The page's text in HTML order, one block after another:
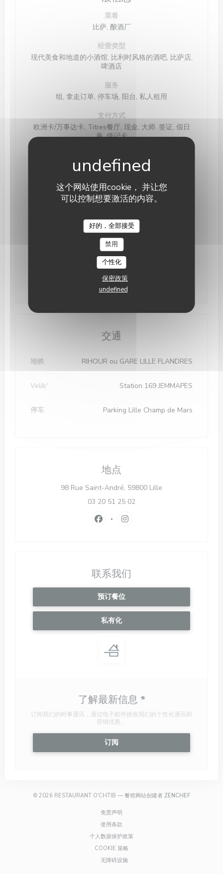
这个网站使用cookie， 并让您
可以控制想要激活的内容。
好的，全部接受
禁用
个性化
保密政策
undefined
菜肴
比萨, 酿酒厂
经营类型
现代美食和地道的小酒馆, 比利时风格的酒吧, 比萨店,
啤酒店
服务
组, 拿走订单, 停车场, 阳台, 私人租用
支付方式
欧洲卡/万事达卡, Titres餐厅, 现金, 大师, 签证, 假日
券, 借记卡
12:00 - 14:00
12:00 - 14:00
交通
地铁 RIHOUR ou GARE LILLE FLANDRES
Velib' Station 169 JEMMAPES
停车 Parking Lille Champ de Mars
地点
98 Rue Saint-André, 59800 Lille
03 20 51 25 02
Facebook ((在新窗口中打开))
Instagram ((在新窗口中打
联系我们
预订餐位
私有化
了解最新信息 *
订阅我们的时事通讯，通过电子邮件接收我们的个性化通讯和
营销优惠。
订阅
© 2026 RESTAURANT O'CHTIB — 餐馆网站创建者 ZENCHEF((在新窗口中
免责声明
使用条款
个人数据保护政策
COOKIE 策略((在新窗口中打开))
无障碍设施((在新窗口中打开))